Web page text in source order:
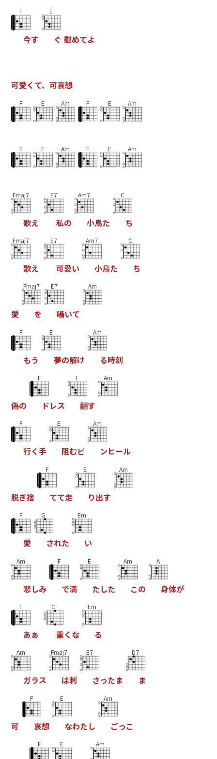
F
今す
E
ぐ 慰めてよ
可愛く て、 可哀想
F E Am F E Am
F E Am F E Am
Fmaj7
歌え
E7
私の
Am7
小鳥た
C
ち
Fmaj7
歌え
E7
可愛い
Am7
小鳥た
C
ち
愛
Fmaj7
を
E7
囁いて
Am
F
もう
E
夢の解け
Am
る時刻
偽の
F
ドレス
E
翻す
Am
F
行く手
E
阻むピ
Am
ンヒール
脱ぎ捨
F
てて走
E
り出す
Am
F
愛
G
された
Em
い
Am
悲しみ
F
で満
E
たした
Am
この
A
身体が
F
あぁ
G
重く な
Em
る
Am
ガラス
Fmaj7
は刺
E7
さったま
D7
ま
可
F
哀想
E
なわたし
Am
ごっこ
F E Am